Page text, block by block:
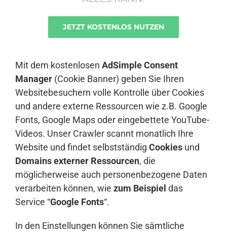
JETZT KOSTENLOS NUTZEN
Mit dem kostenlosen AdSimple Consent
Manager (Cookie Banner) geben Sie Ihren
Websitebesuchern volle Kontrolle über Cookies
und andere externe Ressourcen wie z.B. Google
Fonts, Google Maps oder eingebettete YouTube-
Videos. Unser Crawler scannt monatlich Ihre
Website und findet selbstständig Cookies und
Domains externer Ressourcen, die
möglicherweise auch personenbezogene Daten
verarbeiten können, wie zum Beispiel das
Service “Google Fonts“.
In den Einstellungen können Sie sämtliche